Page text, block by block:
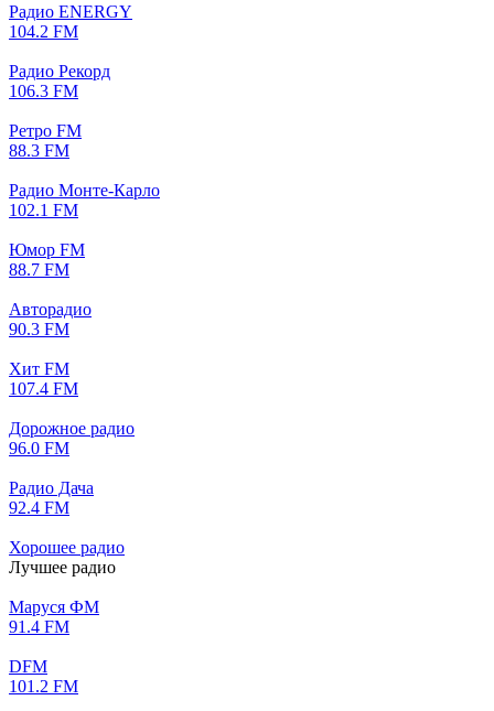
Радио ENERGY
104.2 FM
Радио Рекорд
106.3 FM
Ретро FM
88.3 FM
Радио Монте-Карло
102.1 FM
Юмор FM
88.7 FM
Авторадио
90.3 FM
Хит FM
107.4 FM
Дорожное радио
96.0 FM
Радио Дача
92.4 FM
Хорошее радио
Лучшее радио
Маруся ФМ
91.4 FM
DFM
101.2 FM